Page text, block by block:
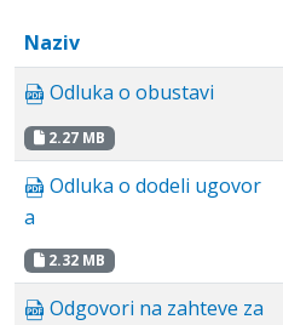
Naziv
Odluka o obustavi
2.27 MB
Odluka o dodeli ugovor
a
2.32 MB
Odgovori na zahteve za